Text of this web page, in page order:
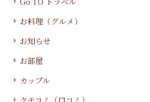
お料理（グルメ）
お知らせ
お部屋
カップル